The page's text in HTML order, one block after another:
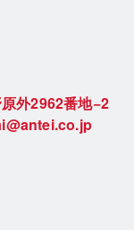
外2962番地−2